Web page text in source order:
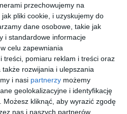
przechowujemy na
pliki cookie, i uzyskujemy do
dane osobowe, takie jak
i standardowe informacje
celu zapewniania
treści, pomiaru reklam i treści oraz
rozwijania i ulepszania
i nasi partnerzy możemy
geolokalizacyjne i identyfikację
Możesz kliknąć, aby wyrazić zgodę
nas i naszych partnerów
Dodaj do ulubionych
Kontrastowa łazienki
z płytkami na ścianie
w kolorze
czerwonym oraz
podłogą lastryko